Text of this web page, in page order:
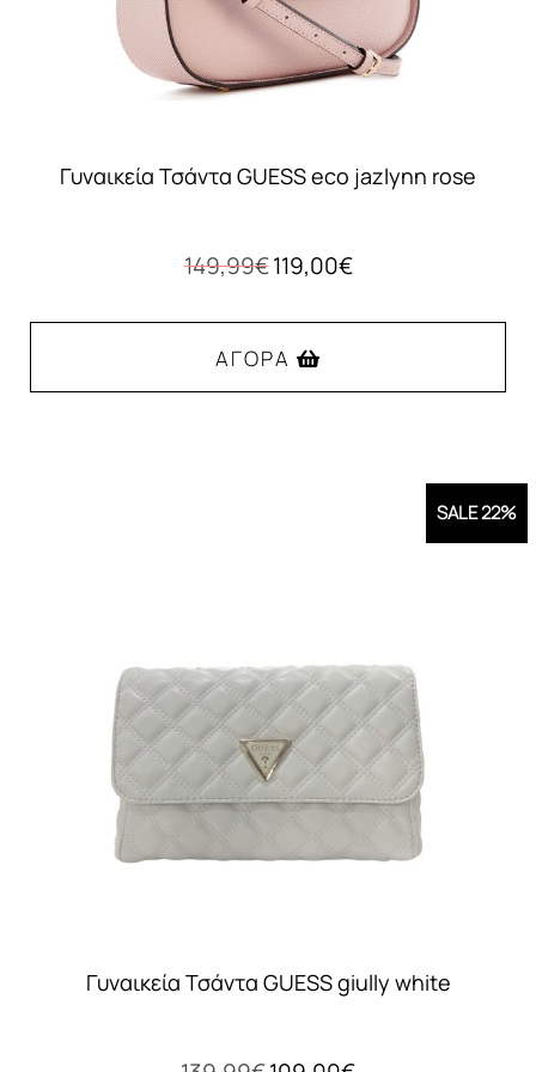
Γυναικεία Τσάντα GUESS eco jazlynn rose
149,99€ Original
was:
149,99€.
119,00€Η
τιμή
ΑΓΟΡΆ
SALE 22%
Γυναικεία Τσάντα GUESS giully white